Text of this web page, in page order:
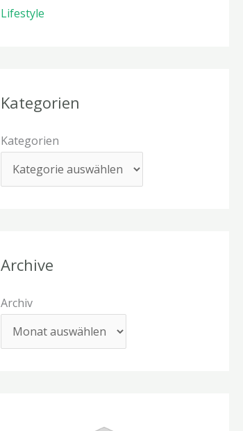
Lifestyle
Kategorien
Kategorien
Archive
Archiv